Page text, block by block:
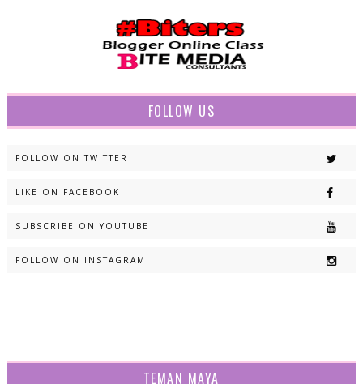
FOLLOW US
FOLLOW ON TWITTER
LIKE ON FACEBOOK
SUBSCRIBE ON YOUTUBE
FOLLOW ON INSTAGRAM
TEMAN MAYA